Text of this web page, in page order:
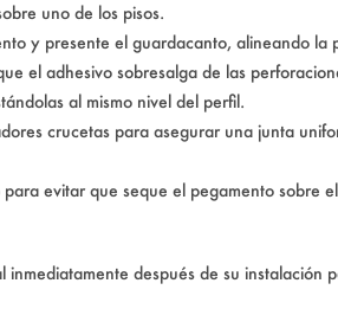
uno de los pisos.
y presente el guardacanto, alineando
el adhesivo sobresalga de las
al mismo nivel del perfil.
crucetas para asegurar una junta
evitar que seque el pegamento sobre
inmediatamente después de su